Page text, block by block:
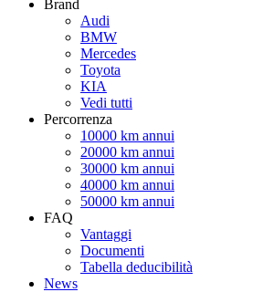
Brand
Audi
BMW
Mercedes
Toyota
KIA
Vedi tutti
Percorrenza
10000 km annui
20000 km annui
30000 km annui
40000 km annui
50000 km annui
FAQ
Vantaggi
Documenti
Tabella deducibilità
News